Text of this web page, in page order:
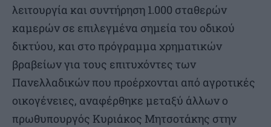
λειτουργία και συντήρηση 1.000 σταθερών
καμερών σε επιλεγμένα σημεία του οδικού
δικτύου, και στο πρόγραμμα χρηματικών
βραβείων για τους επιτυχόντες των
Πανελλαδικών που προέρχονται από αγροτικές
οικογένειες, αναφέρθηκε μεταξύ άλλων ο
πρωθυπουργός Κυριάκος Μητσοτάκης στην